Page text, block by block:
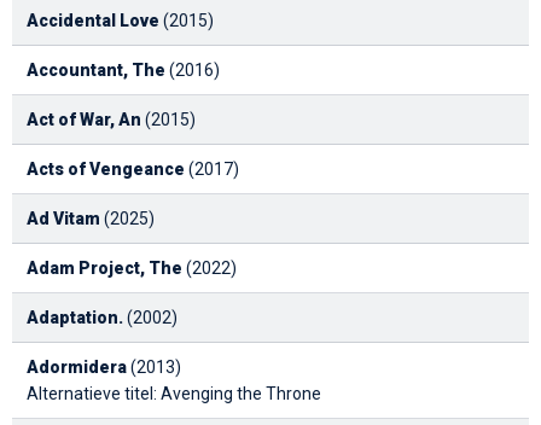
Accidental Love (2015)
Accountant, The (2016)
Act of War, An (2015)
Acts of Vengeance (2017)
Ad Vitam (2025)
Adam Project, The (2022)
Adaptation.(2002)
Adormidera(2013)
Alternatieve titel: Avenging the Throne